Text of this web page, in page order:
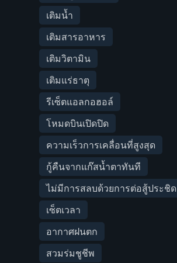
เติมน้ำ
เติมสารอาหาร
เติมวิตามิน
เติมแร่ธาตุ
รีเซ็ตแอลกอฮอล์
โหมดบินเปิดปิด
ความเร็วการเคลื่อนที่สูงสุด
กู้คืนจากแก๊สน้ำตาทันที
ไม่มีการสลบด้วยการต่อสู้ประชิด
เซ็ตเวลา
อากาศฝนตก
สวมร่มชูชีพ